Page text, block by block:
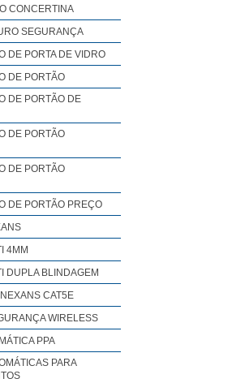
CONCERTINA
SEGURANÇA
DE PORTA DE VIDRO
DE PORTÃO
DE PORTÃO DE
DE PORTÃO
DE PORTÃO
DE PORTÃO PREÇO
4MM
DUPLA BLINDAGEM
CAT5E
WIRELESS
PPA
PARA